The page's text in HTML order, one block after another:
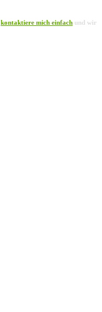
kontaktiere mich einfach und wir